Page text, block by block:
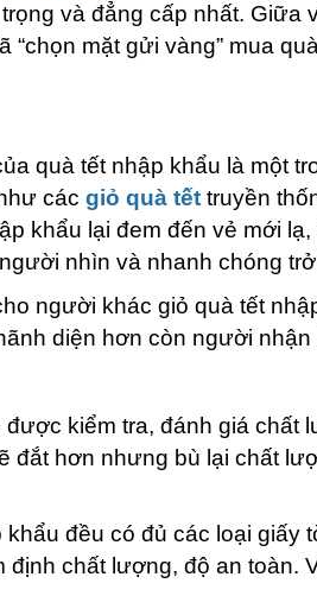
và đẳng cấp nhất. Giữa
“chọn mặt gửi vàng” mua
quà tết nhập khẩu là một
các giỏ quà tếttruyền
khẩu lại đem đến vẻ mới
nhìn và nhanh chóng
người khác giỏ quà tết
diện hơn còn người nhận
được kiểm tra, đánh giá chất
đắt hơn nhưng bù lại chất
khẩu đều có đủ các loại
định chất lượng, độ an toàn.